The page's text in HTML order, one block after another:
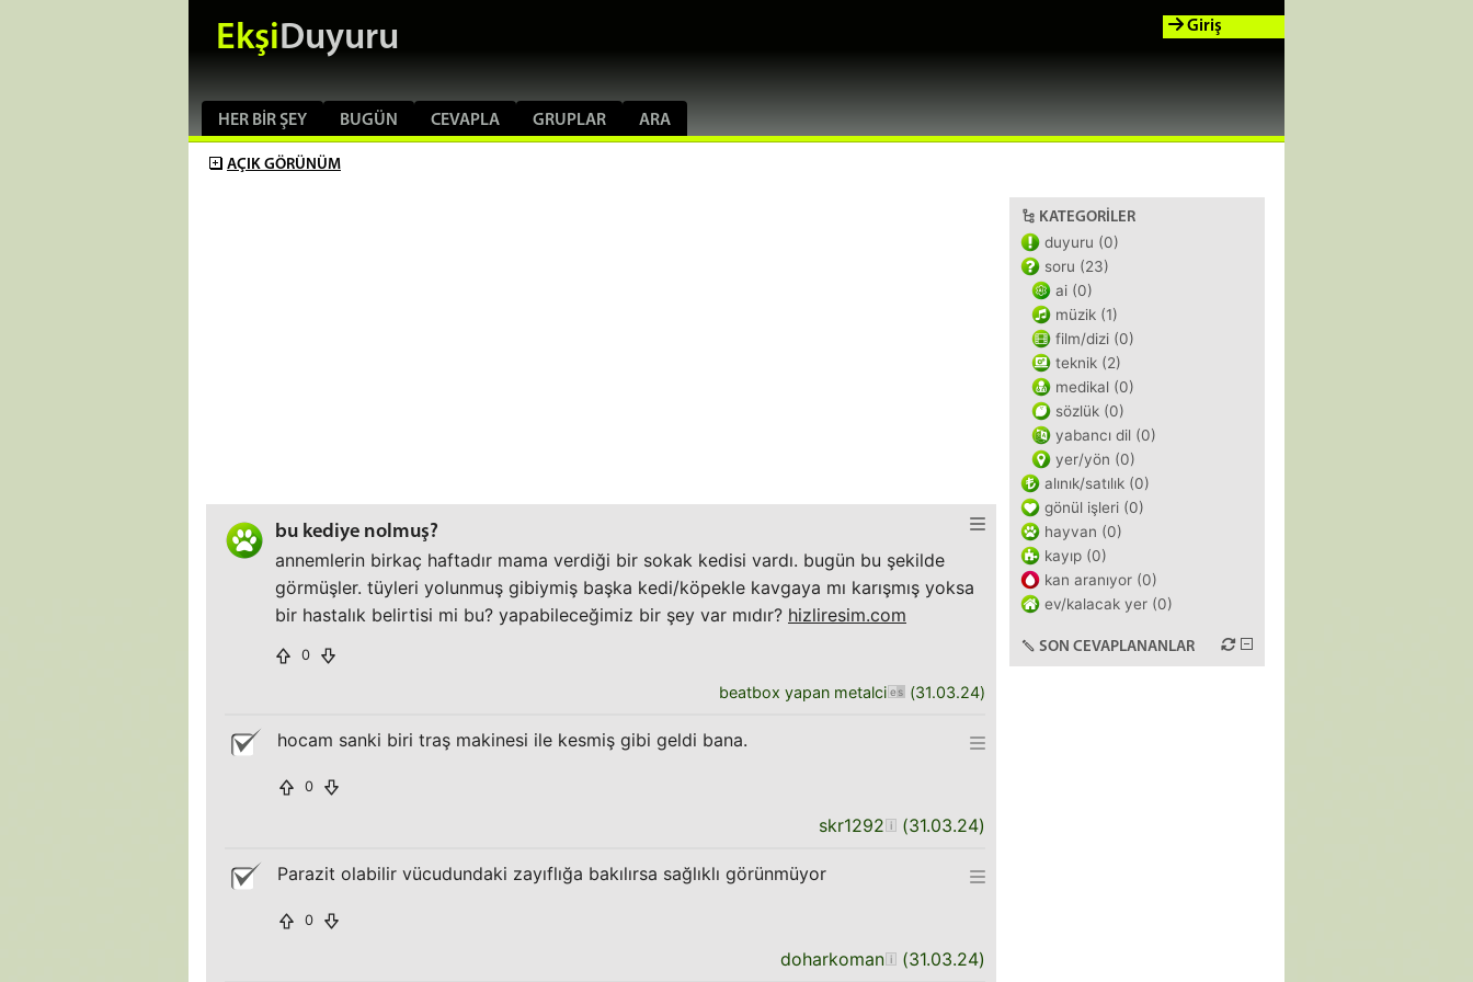
EkşiDuyuru
HER BIR ŞEY BUGÜN CEVAPLA GRUPLAR ARA
Giriş
AÇIK GÖRÜNÜM
bu kediye nolmuş?
annemlerin birkaç haftadır mama verdiği bir sokak kedisi vardı. bugün bu şekilde
görmüşler. tüyleri yolunmuş gibiymiş başka kedi/köpekle kavgaya mı karışmış yoksa
bir hastalık belirtisi mi bu? yapabileceğimiz bir şey var mıdır? hizliresim.com
0
beatbox yapan metalci (31.03.24)
hocam sanki biri traş makinesi ile kesmiş gibi geldi bana.
0
skr1292 (31.03.24)
Parazit olabilir vücudundaki zayıflığa bakılırsa sağlıklı görünmüyor
0
doharkoman (31.03.24)
KATEGORILER
duyuru (0)
soru (23)
ai (0)
müzik (1)
film/dizi (0)
teknik (2)
medikal (0)
sözlük (0)
yabancı dil (0)
yer/yön (0)
alınık/satılık (0)
gönül işleri (0)
hayvan (0)
kayıp (0)
kan aranıyor (0)
ev/kalacak yer (0)
SON CEVAPLANANLAR